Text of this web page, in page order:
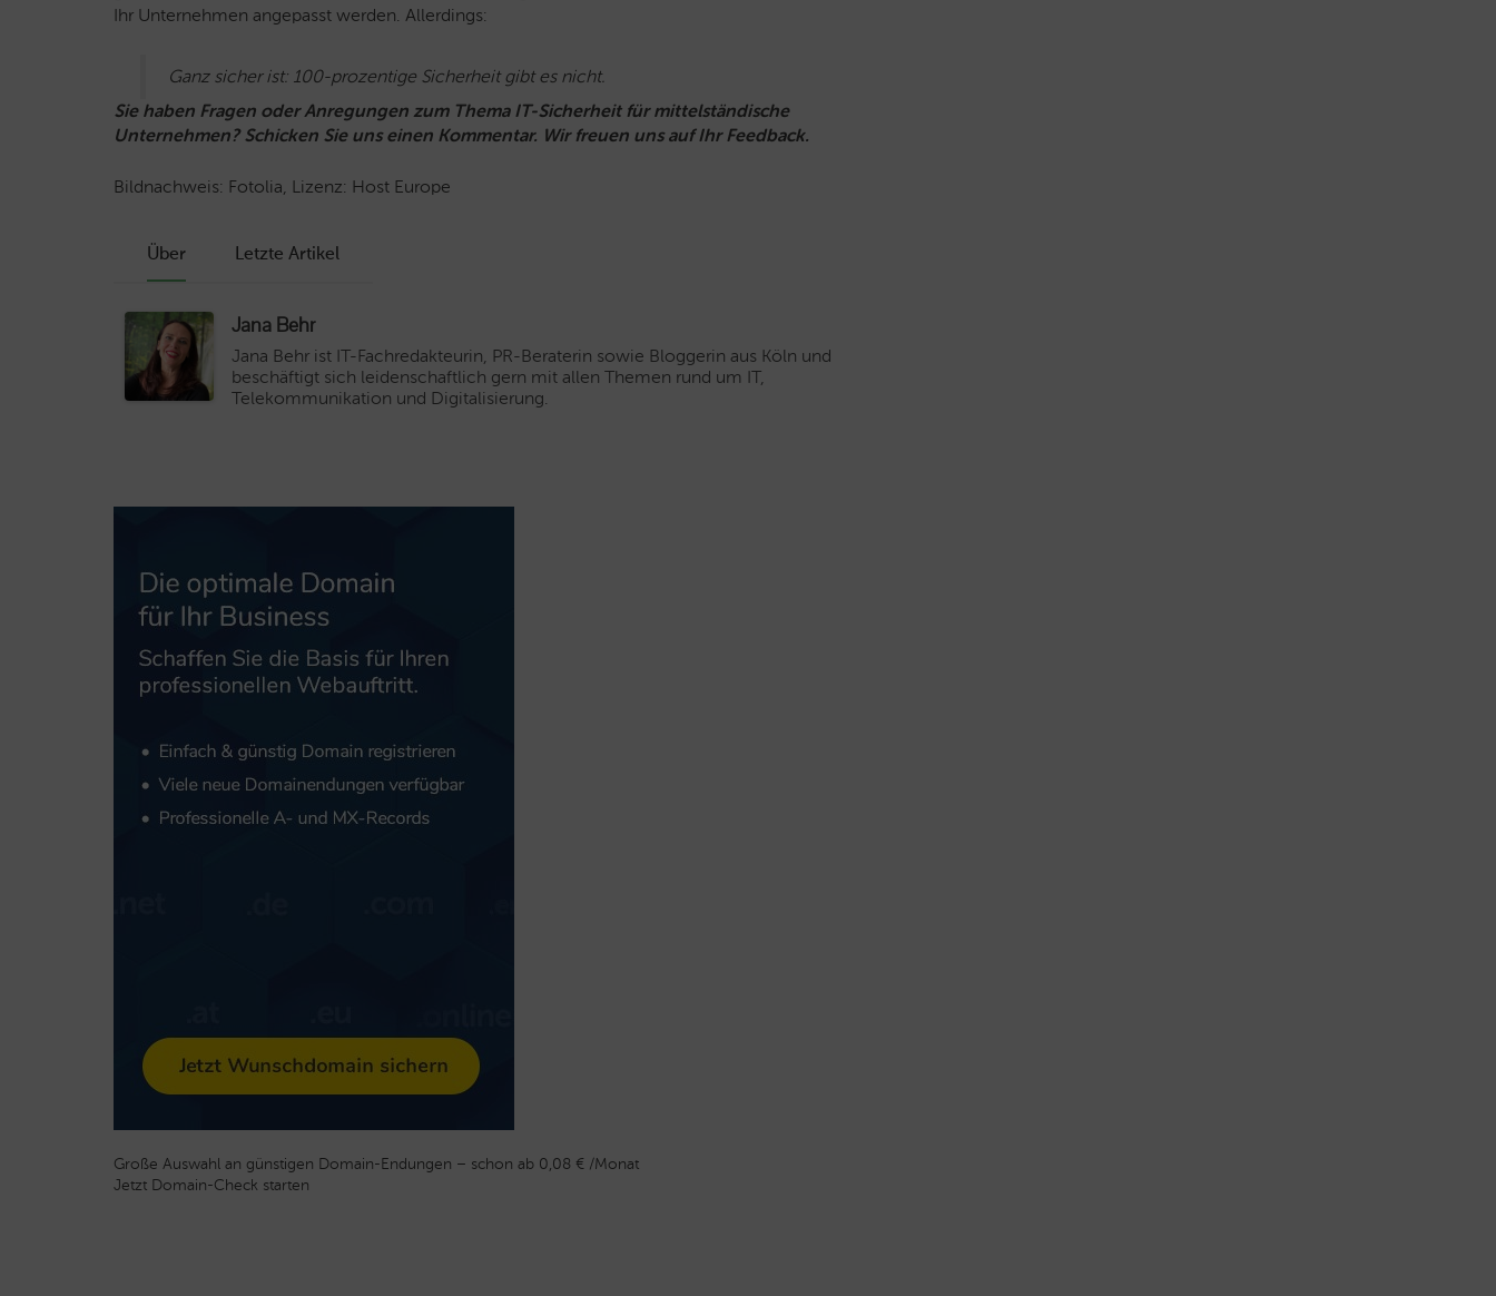
Ihr Unternehmen angepasst werden. Allerdings:
Ganz sicher ist: 100-prozentige Sicherheit gibt es nicht.
Sie haben Fragen oder Anregungen zum Thema IT-Sicherheit für mittelständische
Unternehmen? Schicken Sie uns einen Kommentar. Wir freuen uns auf Ihr Feedback.
Bildnachweis: Fotolia, Lizenz: Host Europe
Über Letzte Artikel
Jana Behr
Jana Behr ist IT-Fachredakteurin, PR-Beraterin sowie Bloggerin aus Köln und
beschäftigt sich leidenschaftlich gern mit allen Themen rund um IT,
Telekommunikation und Digitalisierung.
Große Auswahl an günstigen Domain-Endungen – schon ab 0,08 € /Monat
Jetzt Domain-Check starten